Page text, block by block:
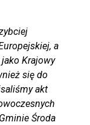
a
Krajowy
się do
akt
Środa